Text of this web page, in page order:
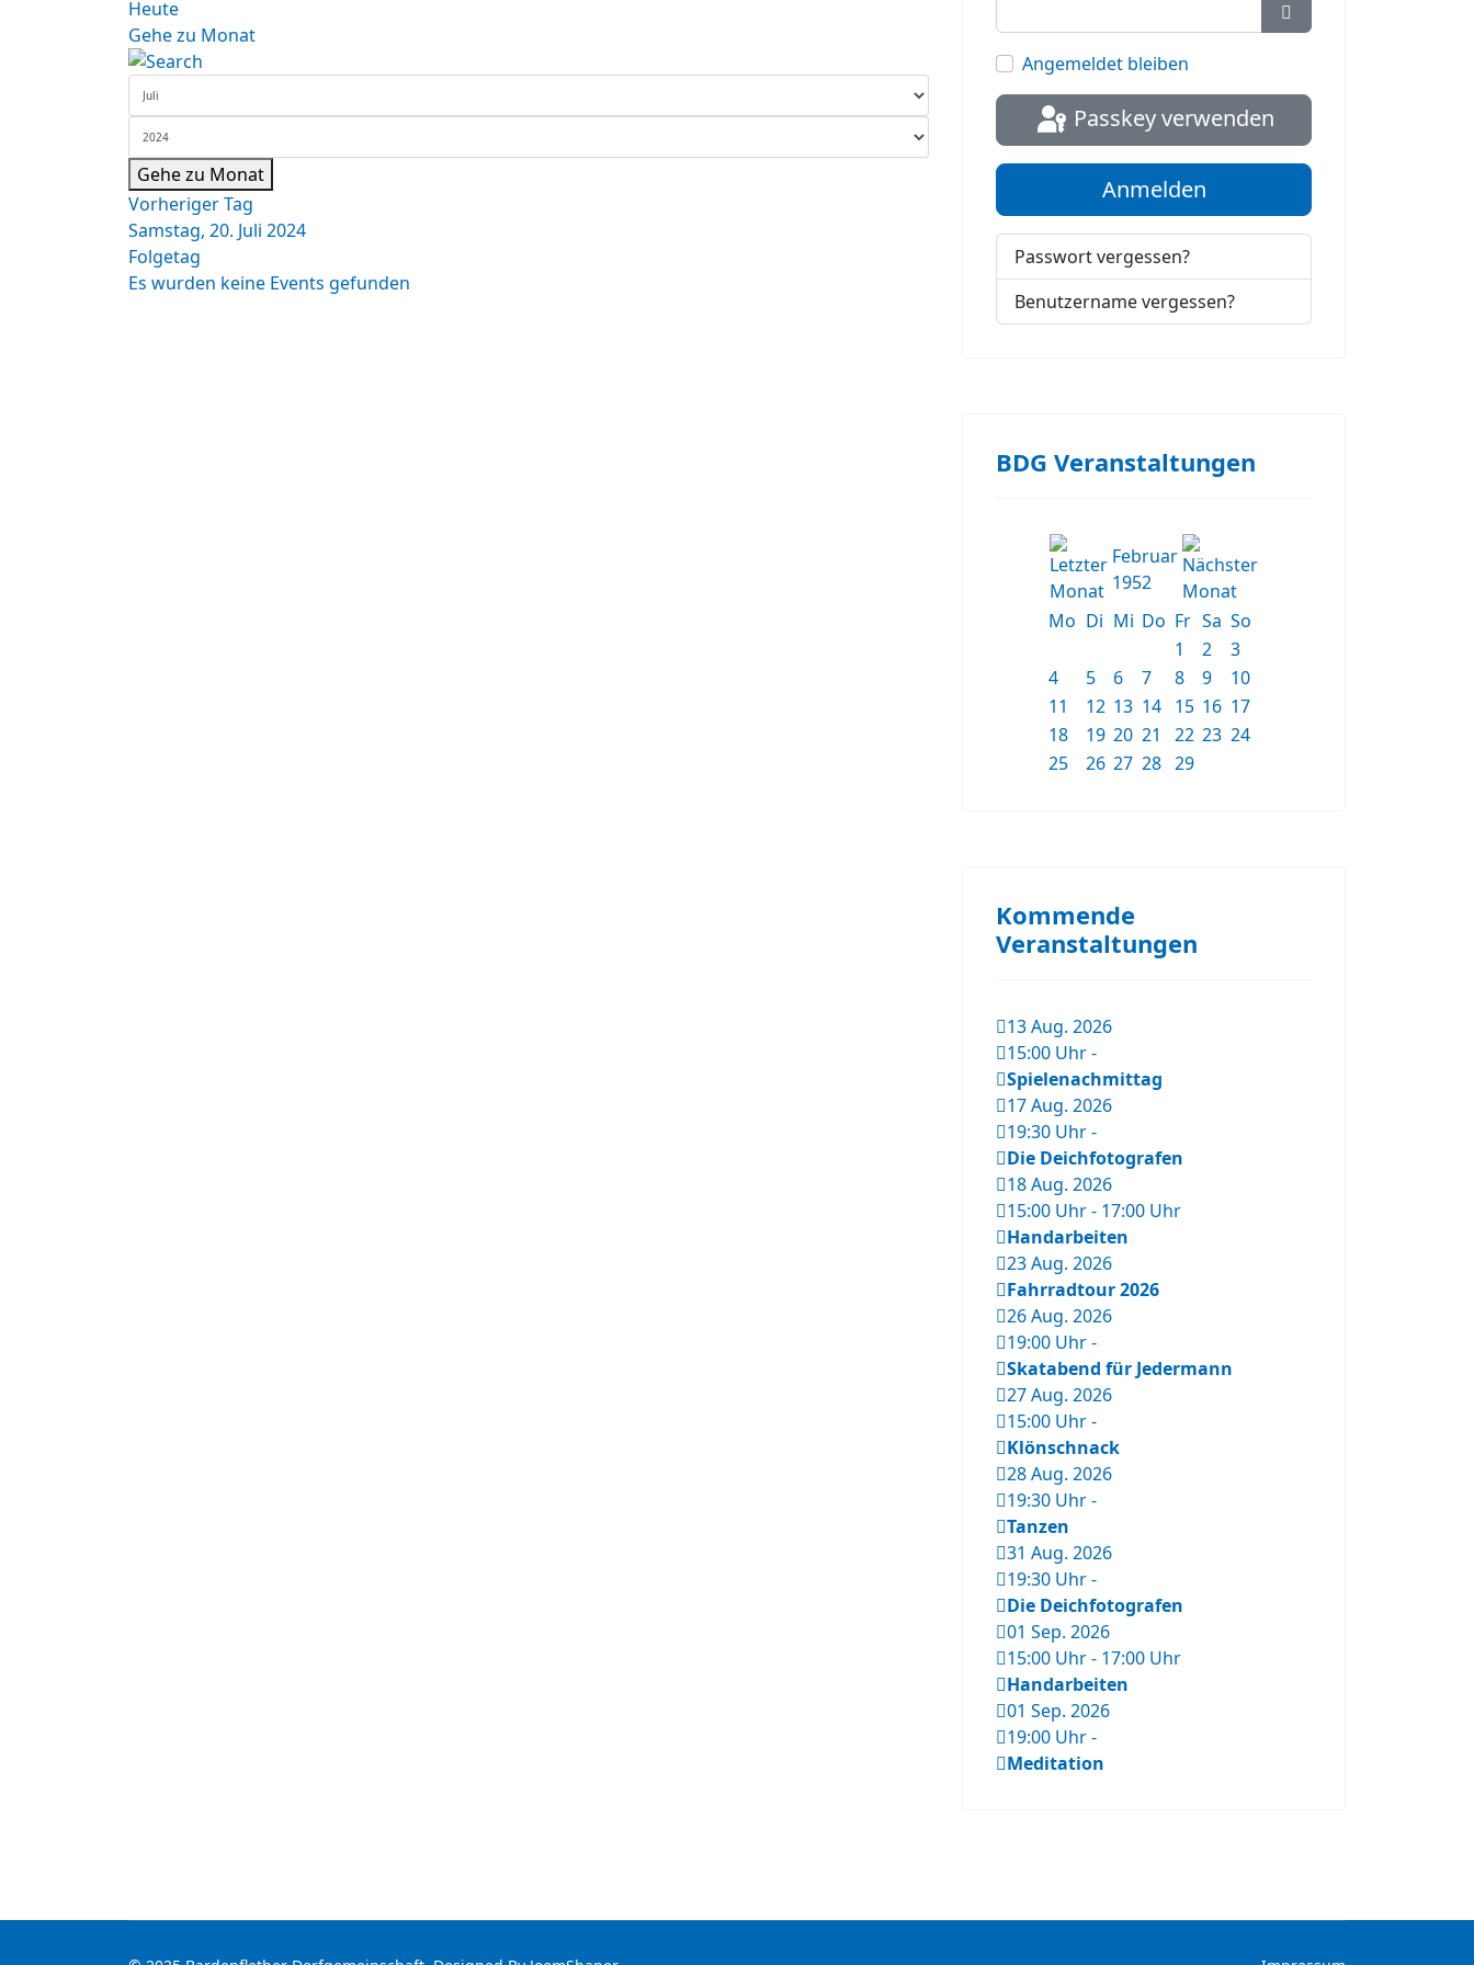
Heute
Gehe zu Monat
Gehe zu Monat
Vorheriger Tag
Samstag, 20. Juli 2024
Folgetag
Es wurden keine Events gefunden
Passwort anzeigen
Angemeldet bleiben
Passkey verwenden
Anmelden
Passwort vergessen?
Benutzername vergessen?
BDG Veranstaltungen
Februar
1952
Mo Di Mi Do Fr Sa So
1
2
3
4
5 6 7 8 9
10
11
12 13 14 15 16 17
18
19 20 21 22 23 24
25
26 27 28 29
Kommende
Veranstaltungen
13 Aug. 2026
15:00 Uhr-
Spielenachmittag
17 Aug. 2026
19:30 Uhr-
Die Deichfotografen
18 Aug. 2026
15:00 Uhr- 17:00 Uhr
Handarbeiten
23 Aug. 2026
Fahrradtour 2026
26 Aug. 2026
19:00 Uhr-
Skatabend für Jedermann
27 Aug. 2026
15:00 Uhr-
Klönschnack
28 Aug. 2026
19:30 Uhr-
Tanzen
31 Aug. 2026
19:30 Uhr-
Die Deichfotografen
01 Sep. 2026
15:00 Uhr- 17:00 Uhr
Handarbeiten
01 Sep. 2026
19:00 Uhr-
Meditation